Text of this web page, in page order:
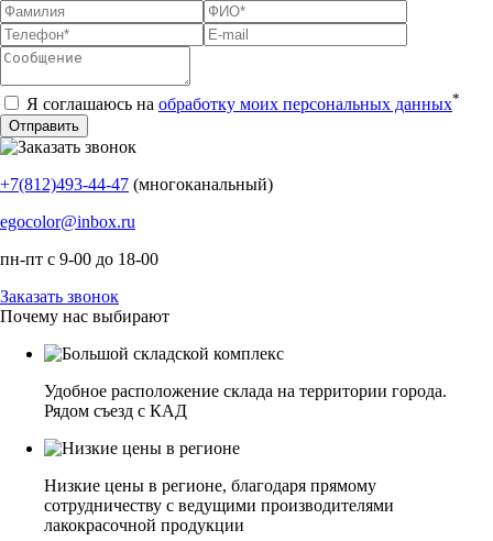
Я соглашаюсь на обработку моих персональных данных*
+7(812)493-44-47 (многоканальный)
egocolor@inbox.ru
пн-пт с 9-00 до 18-00
Заказать звонок
Почему нас выбирают
Удобное расположение склада на территории города.
Рядом съезд с КАД
Низкие цены в регионе, благодаря прямому
сотрудничеству с ведущими производителями
лакокрасочной продукции